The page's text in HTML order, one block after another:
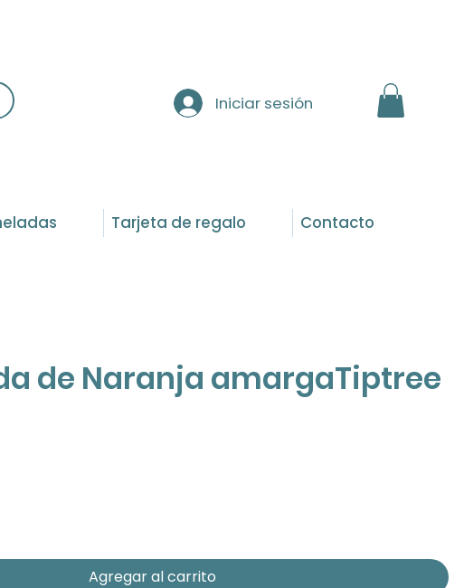
Tarjeta de regalo Contacto
Iniciar sesión
de Naranja amargaTiptree
Agregar al carrito